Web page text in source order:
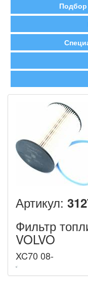
Подбор
Артикул:
Фильтр
VOLVO
XC70 08-